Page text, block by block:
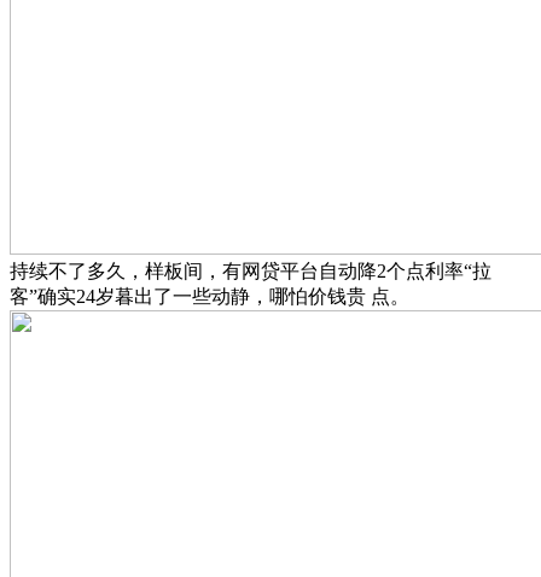
持续不了多久，样板间，有网贷平台自动降2个点利率“拉
客”确实24岁暮出了一些动静，哪怕价钱贵 点。